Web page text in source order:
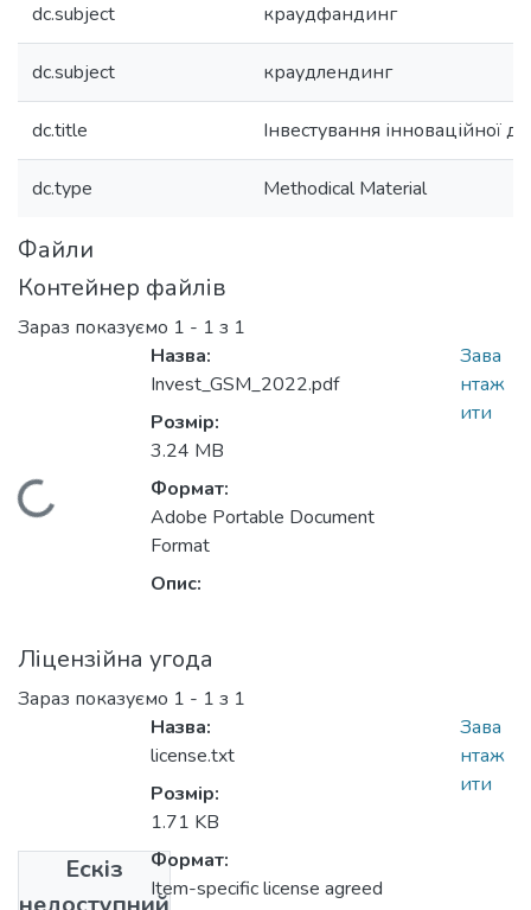
dc.subject краудфандинг
dc.subject краудлендинг
dc.title Інвестування інноваційної
dc.type Methodical Material
Файли
Контейнер файлів
Зараз показуємо 1 - 1 з 1
Назва:
Invest_GSM_2022.pdf
Розмір:
3.24 MB
Формат:
Adobe Portable Document
Format
Опис:
Зава
нтаж
ити
Ліцензійна угода
Зараз показуємо 1 - 1 з 1
Ескіз
Назва:
license.txt
Розмір:
1.71 KB
Формат:
Item-specific license agreed
Зава
нтаж
ити